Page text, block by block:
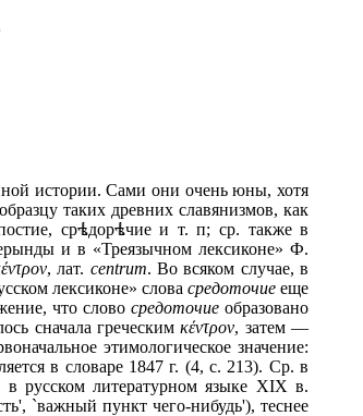
истории. Сами они очень юны, хотя
таких древних славянизмов, как
ср дор чие и т. п; ср. также в
и в «Треязычном лексиконе» Ф.
, лат. centrum. Во всяком случае, в
лексиконе» слова средоточие еще
что словосредоточие образовано
сначала греческимκέντρον, затем —
этимологическое значение:
в словаре 1847 г. (4, с. 213). Ср. в
русском литературном языке XIX в.
`важный пункт чего-нибудь'), теснее